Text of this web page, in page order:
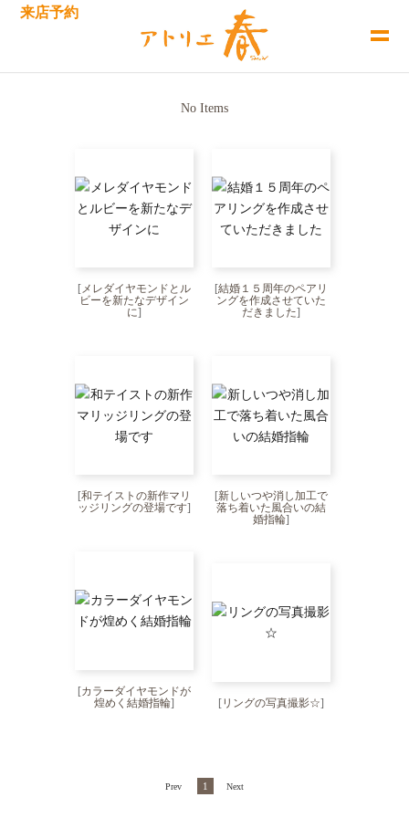
来店予約
No Items
[ メレダイヤモンドとル
ビーを新たなデザイン
に]
[結婚１５周年のペアリ
ングを作成させていた
だきました]
[和テイストの新作マリ
ッジリングの登場です]
[新しいつや消し加工で
落ち着いた風合いの結
婚指輪]
[カラーダイヤモンドが
煌めく結婚指輪] [リングの写真撮影☆]
Prev 1 Next